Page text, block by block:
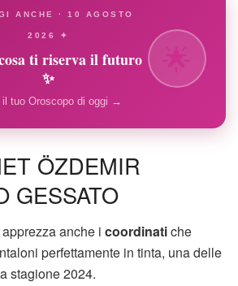
ANCHE · 10 AGOSTO
2026 ✦
ti riserva il futuro
✨
il tuo Oroscopo di oggi →
ÖZDEMIR
GESSATO
anche i coordinatiche
perfettamente in tinta, una delle
stagione 2024.